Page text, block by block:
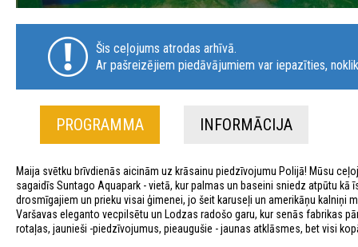
Šis ceļojums atrodas arhīvā.
Ar pašreizējiem piedāvājumiem var iepazīties,
PROGRAMMA INFORMĀCIJA
Maija svētku brīvdienās aicinām uz krāsainu piedzīvojumu Polijā! Mūsu
sagaidīs Suntago Aquapark - vietā, kur palmas un baseini sniedz atpūtu
drosmīgajiem un prieku visai ģimenei, jo šeit karuseļi un amerikāņu kalniņi
Varšavas eleganto vecpilsētu un Lodzas radošo garu, kur senās fabrikas
rotaļas, jaunieši -piedzīvojumus, pieaugušie - jaunas atklāsmes, bet visi